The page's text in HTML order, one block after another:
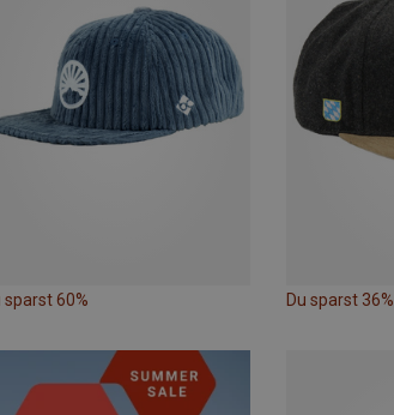
sparst 60% Du sparst 36%